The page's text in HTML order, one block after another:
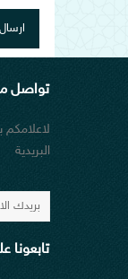
تواصل
لاعلامكم
البريدية
تابعونا